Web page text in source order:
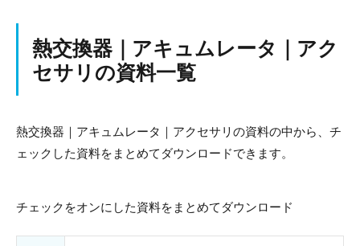
熱交換器｜アキュムレータ｜アク
セサリの資料一覧
熱交換器｜アキュムレータ｜アクセサリの資料の中から、チ
ェックした資料をまとめてダウンロードできます。
チェックをオンにした資料をまとめてダウンロード